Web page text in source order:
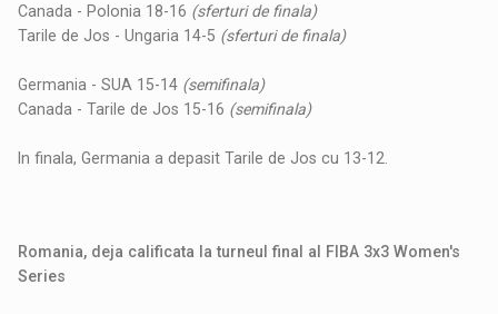
Canada - Polonia 18-16 (sferturi de finala)
Tarile de Jos - Ungaria 14-5 (sferturi de finala)
Germania - SUA 15-14 (semifinala)
Canada - Tarile de Jos 15-16 (semifinala)
In finala, Germania a depasit Tarile de Jos cu 13-12.
Romania, deja calificata la turneul final al FIBA 3x3 Women's
Series